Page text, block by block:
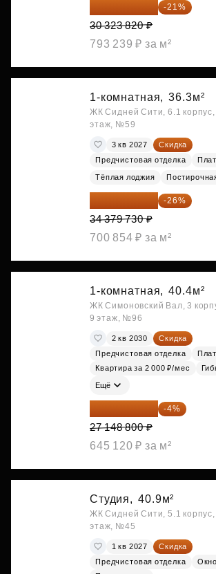
23 955 818 ₽ -21%
30 323 820 ₽
793 239 ₽ за м²
1-комнатная, 36.3м²
ЖК Сидней Сити, 6.1 корпус,
этаж, №59
3 кв 2027
Скидка
Предчистовая отделка
Тёплая лоджия
25 441 000 ₽ -26%
34 379 730 ₽
700 854 ₽ за м²
1-комнатная, 40.4м²
ЖК Симоновский Вал, 3
9 этаж, №96
2 кв 2030
Скидка
Предчистовая отделка
Квартира за 2 000 ₽/мес
Ещё
26 062 848 ₽ -4%
27 148 800 ₽
645 120 ₽ за м²
Студия, 40.9м²
ЖК Сидней Сити, 5.1 корпус,
этаж, №45
1 кв 2027
Скидка
Предчистовая отделка